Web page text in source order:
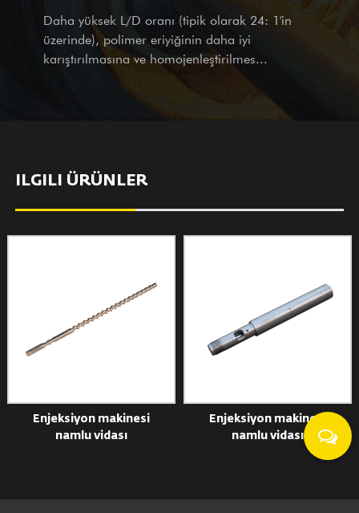
film özelliklerini nasıl etkiler?
Daha yüksek L/D oranı (tipik olarak 24: 1'in
üzerinde), polimer eriyiğinin daha iyi
karıştırılmasına ve homojenleştirilmes...
ILGILI ÜRÜNLER
Enjeksiyon makinesi
namlu vidası
Enjeksiyon makinesi
namlu vidası